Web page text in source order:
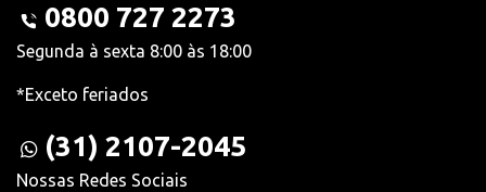
0800 727 2273
Segunda à sexta 8:00 às 18:00
*Exceto feriados
(31) 2107-2045
Nossas Redes Sociais